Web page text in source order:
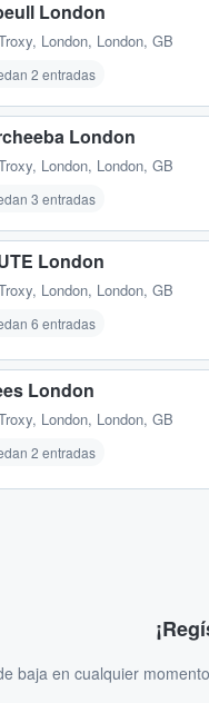
London
, London, London, GB
2 entradas
London
, London, London, GB
3 entradas
London
, London, London, GB
6 entradas
London
, London, London, GB
2 entradas
baja en cualquier